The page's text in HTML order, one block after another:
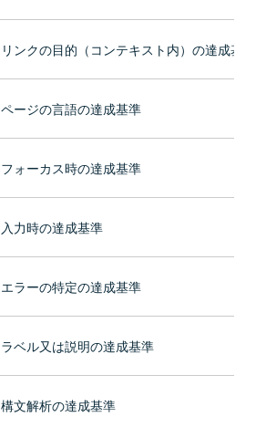
リンクの目的（コンテキスト内）の達成基準
ページの言語の達成基準
フォーカス時の達成基準
入力時の達成基準
エラーの特定の達成基準
ラベル又は説明の達成基準
構文解析の達成基準